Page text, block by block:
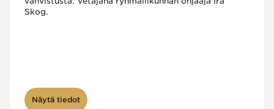
Skog.
Näytä tiedot